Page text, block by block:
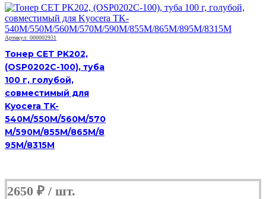
Black,
банка
50г,
пурпурный,
совместимый,
для
TK-
5230M
Артикул: 000002931
Тонер CET PK202,
(OSP0202C-100), туба
100 г, голубой,
совместимый для
Kyocera TK-
540M/550M/560M/570
M/590M/855M/865M/8
95M/8315M
2650 ₽